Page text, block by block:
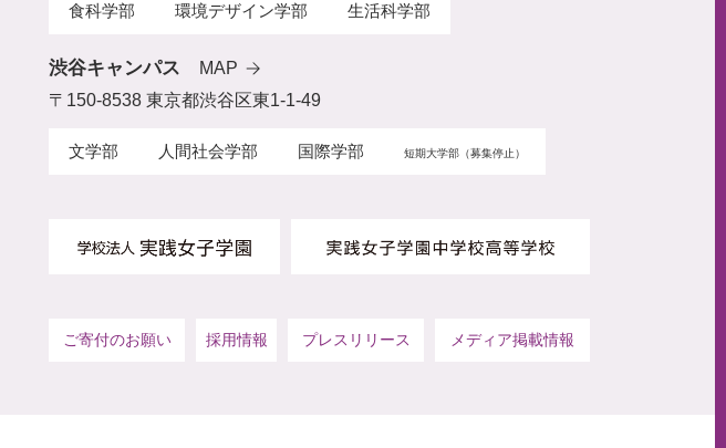
食科学部 環境デザイン学部 生活科学部
渋谷キャンパス
MAP
〒150-8538 東京都渋谷区東1-1-49
文学部 人間社会学部 国際学部 短期大学部（募集停止）
ご寄付のお願い 採用情報 プレスリリース メディア掲載情報